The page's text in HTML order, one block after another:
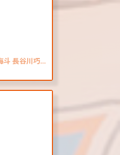
斗 長谷川巧…